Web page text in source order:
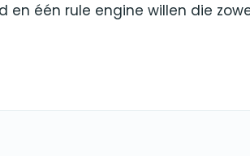
en één rule engine willen die